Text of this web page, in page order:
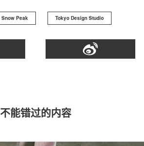
Snow Peak Tokyo Design Studio
不能错过的内容